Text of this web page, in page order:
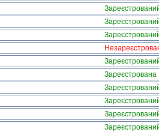
Зареєстрована